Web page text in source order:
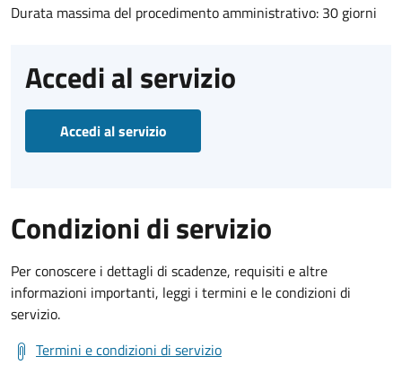
Durata massima del procedimento amministrativo: 30 giorni
Accedi al servizio
Accedi al servizio
Condizioni di servizio
Per conoscere i dettagli di scadenze, requisiti e altre
informazioni importanti, leggi i termini e le condizioni di
servizio.
Termini e condizioni di servizio